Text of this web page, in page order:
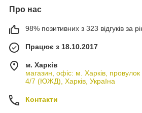
Про нас
98% позитивних з 323 відгуків за
Працює з 18.10.2017
м. Харків
магазин, офіс: м. Харків,
4/7 (ЮЖД), Харків, Україна
Контакти